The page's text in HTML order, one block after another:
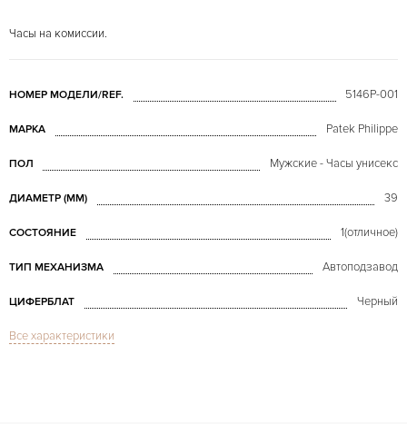
Часы на комиссии.
НОМЕР МОДЕЛИ/REF. 5146P-001
МАРКА Patek Philippe
ПОЛ Мужские - Часы унисекс
ДИАМЕТР (MM) 39
СОСТОЯНИЕ 1(отличное)
ТИП МЕХАНИЗМА Автоподзавод
ЦИФЕРБЛАТ Черный
СТЕКЛО
Все характеристики